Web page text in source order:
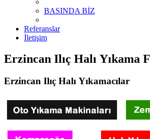
BASINDA BİZ
Referanslar
İletişim
Erzincan Ilıç Halı Yıkama
Erzincan Ilıç Halı Yıkamacılar